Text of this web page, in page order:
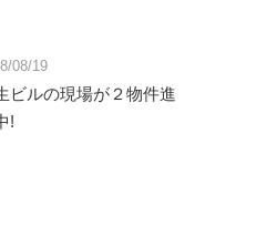
08/19
ビルの現場が２物件進
!